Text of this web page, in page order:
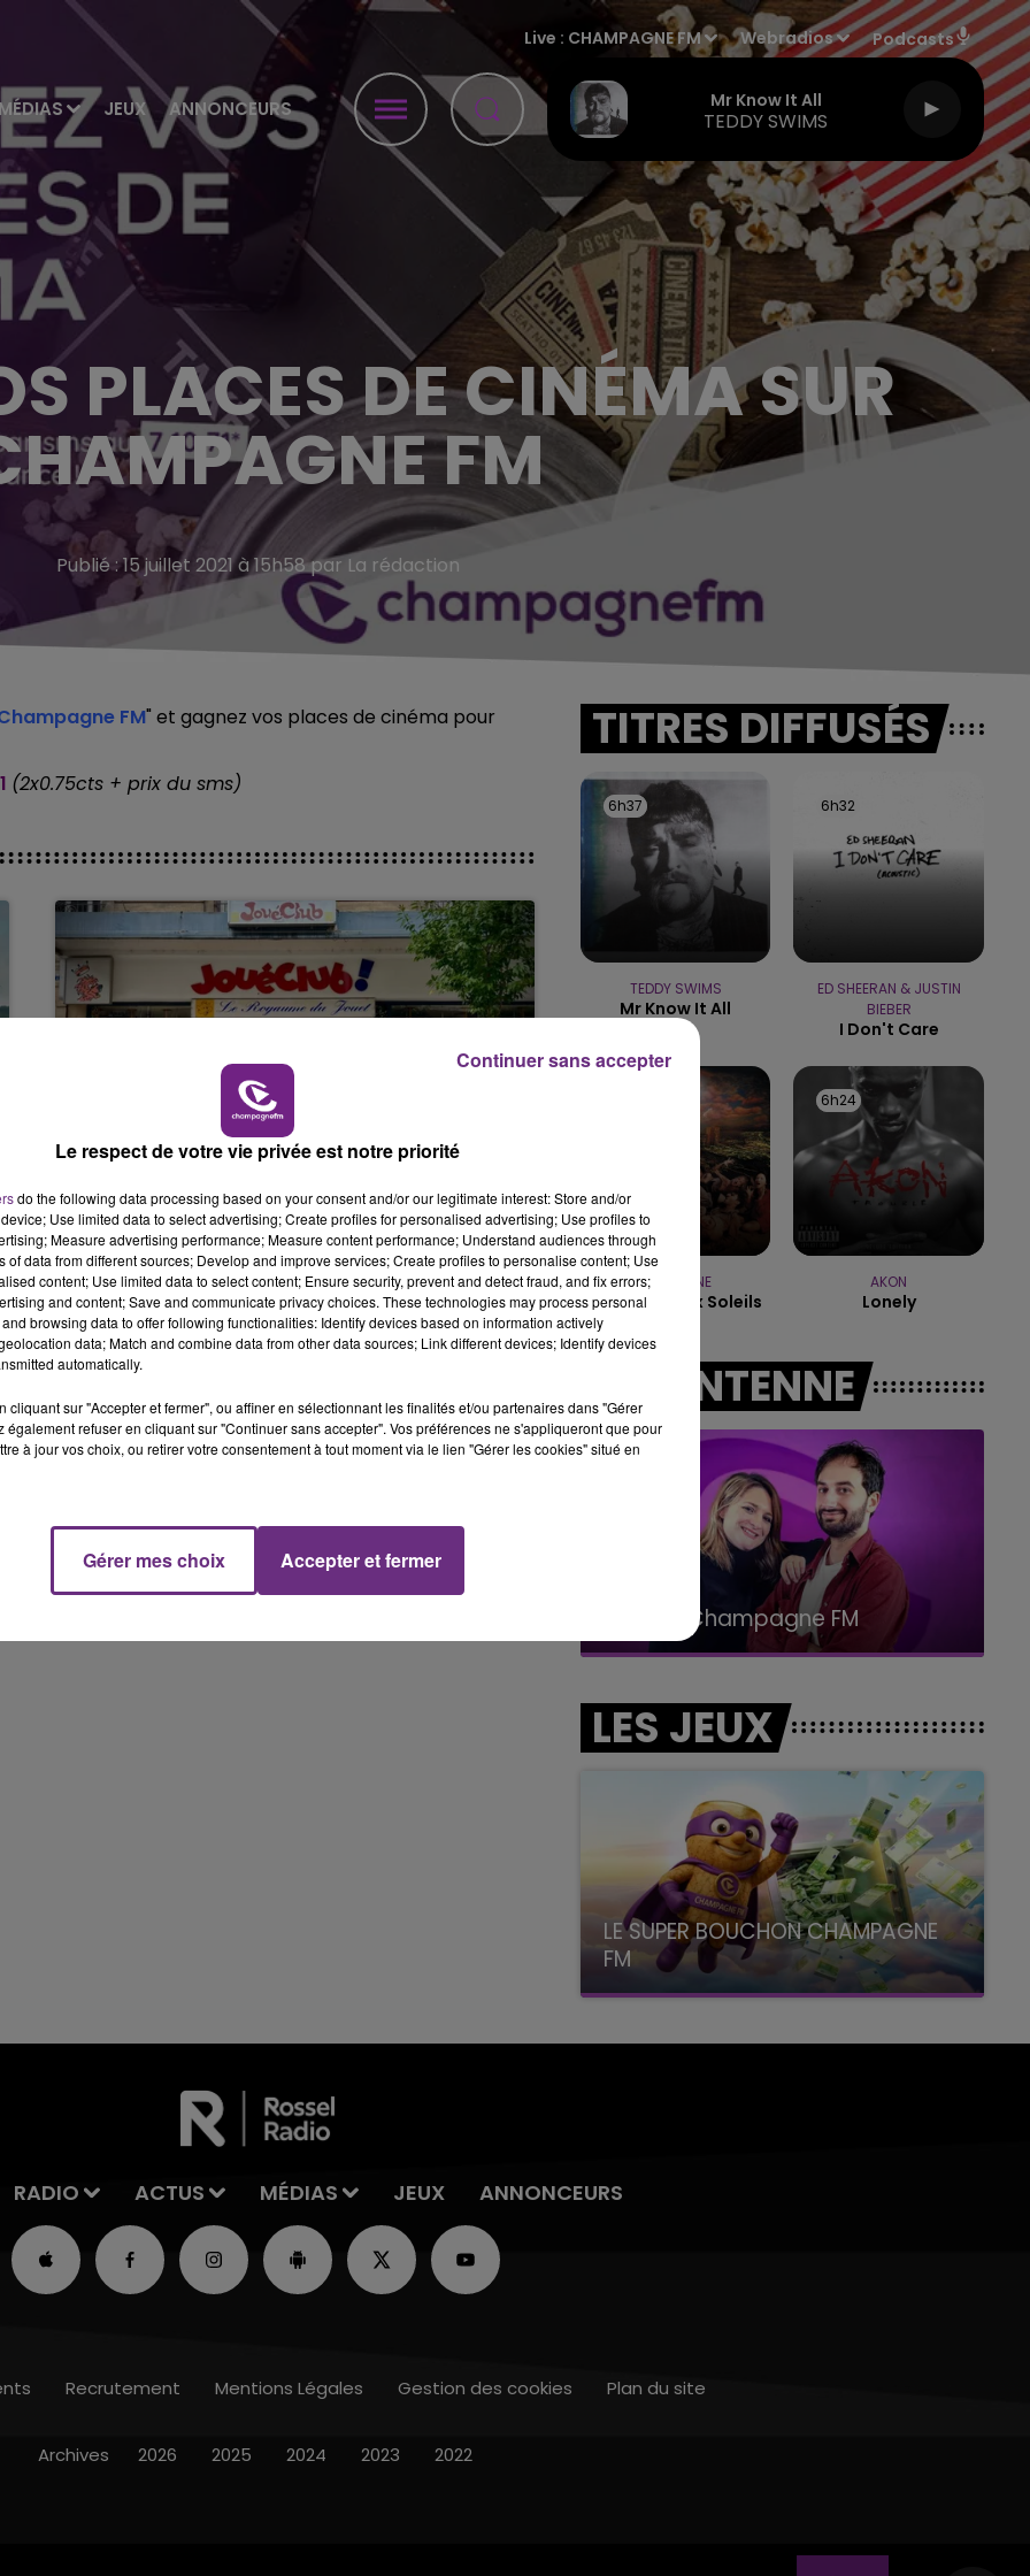
MÉDIAS JEUX ANNONCEURS
Live : CHAMPAGNE FM Webradios Podcasts
Mr Know It All
TEDDY SWIMS
10h00 - 14h00
LE TICKET DE CAISSE
14h00 - 15h00
LA RADIO POP
PLACES DE CINÉMA SUR
FM
Publié : 15 juillet 2021 à 15h58 par La rédaction
FM" et gagnez vos places de cinéma pour
(2x0.75cts + prix du sms)
LE MAGASIN JOUÉCLUB DE REIMS FERME
C'était l'une des institutions du centre-ville
rémois. Le magasin JouéClub est contraint de
fermer ses portes.
TITRES DIFFUSÉS
6h37
6h37
TEDDY SWIMS
Mr Know It All
6h32
6h32
ED SHEERAN & JUSTIN
BIEBER
I Don't Care
INDOCHINE
Les Nouveaux Soleils
6h24
6h24
AKON
Lonely
A L'ANTENNE
14h00 - 15h00
Le Club Champagne FM
LES JEUX
LE SUPER BOUCHON CHAMPAGNE
FM
avec La Famille Champagne FM, à 8H10
RADIO ACTUS MÉDIAS JEUX ANNONCEURS
Recrutement Mentions Légales Gestion des cookies Plan du site
Archives 2026 2025 2024 2023 2022
Le respect de votre vie privée est notre priorité
do the following data processing based on your consent and/or our legitimate interest: Store and/or
Use limited data to select advertising; Create profiles for personalised advertising; Use profiles to
Measure advertising performance; Measure content performance; Understand audiences through
of data from different sources; Develop and improve services; Create profiles to personalise content; Use
content; Use limited data to select content; Ensure security, prevent and detect fraud, and fix errors;
and content; Save and communicate privacy choices. These technologies may process personal
browsing data to offer following functionalities: Identify devices based on information actively
data; Match and combine data from other data sources; Link different devices; Identify devices
automatically.
cliquant sur "Accepter et fermer", ou affiner en sélectionnant les finalités et/ou partenaires dans "Gérer
également refuser en cliquant sur "Continuer sans accepter". Vos préférences ne s'appliqueront que pour
à jour vos choix, ou retirer votre consentement à tout moment via le lien "Gérer les cookies" situé en
Gérer mes choix Accepter et fermer
Continuer sans accepter